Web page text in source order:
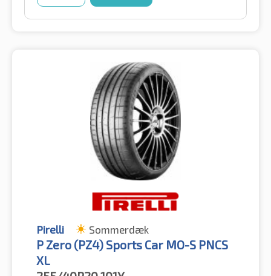
Pirelli Sommerdæk
P Zero (PZ4) Sports Car MO-S PNCS
XL